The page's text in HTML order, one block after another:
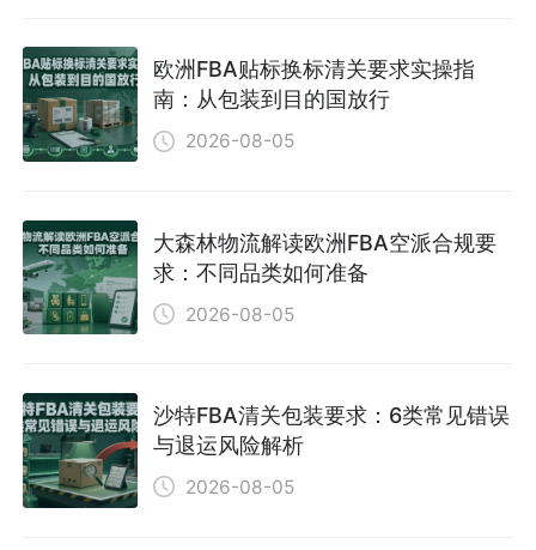
欧洲FBA贴标换标清关要求实操指
南：从包装到目的国放行
2026-08-05
大森林物流解读欧洲FBA空派合规要
求：不同品类如何准备
2026-08-05
沙特FBA清关包装要求：6类常见错误
与退运风险解析
2026-08-05